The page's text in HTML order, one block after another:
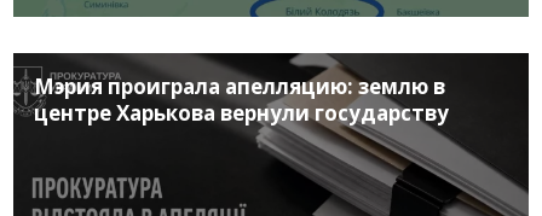
Мэрия проиграла апелляцию: землю в
центре Харькова вернули государству